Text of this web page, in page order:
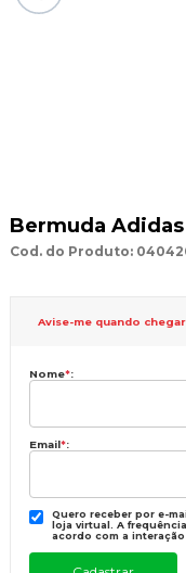
Bermuda
Cod. do Produto:
Avise-me quando chegar
Nome*:
Email*:
Quero receber por e-
loja virtual. A
acordo com a